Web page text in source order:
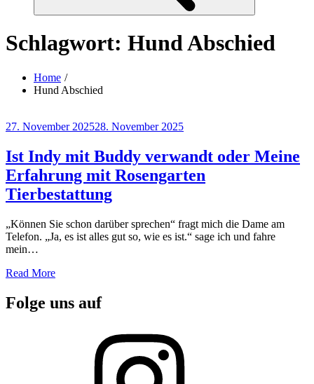
Schlagwort: Hund Abschied
Home
Hund Abschied
Posted
27. November 202528. November 2025
Ist Indy mit Buddy verwandt oder Meine
Erfahrung mit Rosengarten
Tierbestattung
„Können Sie schon darüber sprechen“ fragt mich die Dame am
Telefon. „Ja, es ist alles gut so, wie es ist.“ sage ich und fahre
mein…
Read More
Folge uns auf